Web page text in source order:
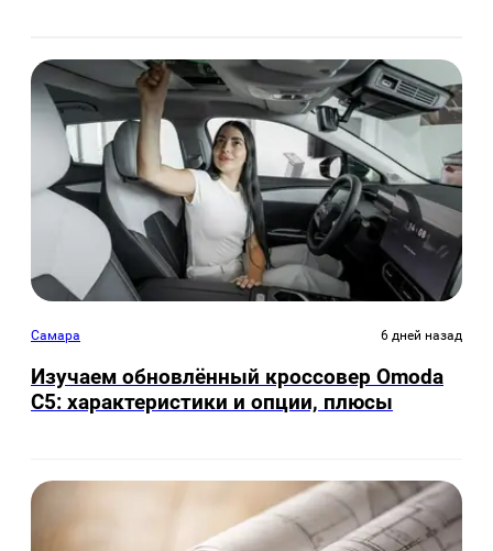
Самара 6 дней назад
Изучаем обновлённый кроссовер Omoda
C5: характеристики и опции, плюсы